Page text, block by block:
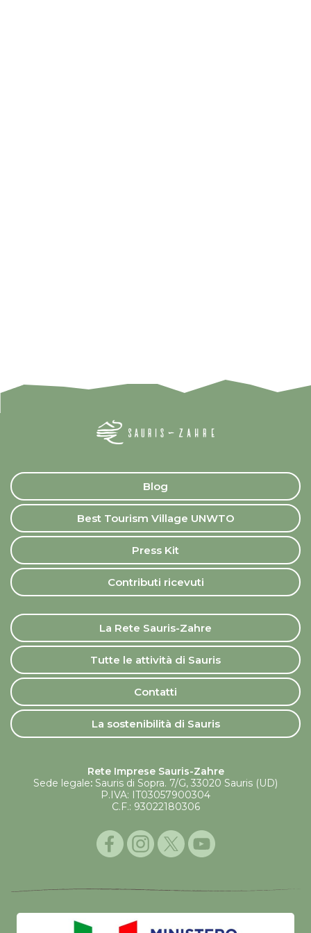
Blog
Best Tourism Village UNWTO
Press Kit
Contributi ricevuti
La Rete Sauris-Zahre
Tutte le attività di Sauris
Contatti
La sostenibilità di Sauris
Rete Imprese Sauris-Zahre
Sede legale: Sauris di Sopra. 7/G, 33020 Sauris (UD)
P.IVA: IT03057900304
C.F.: 93022180306